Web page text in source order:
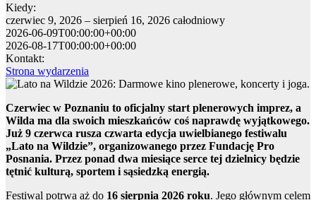
Kiedy:
czerwiec 9, 2026 – sierpień 16, 2026 całodniowy
2026-06-09T00:00:00+00:00
2026-08-17T00:00:00+00:00
Kontakt:
Strona wydarzenia
Czerwiec w Poznaniu to oficjalny start plenerowych imprez, a
Wilda ma dla swoich mieszkańców coś naprawdę wyjątkowego.
Już 9 czerwca rusza czwarta edycja uwielbianego festiwalu
„Lato na Wildzie”, organizowanego przez Fundację Pro
Posnania. Przez ponad dwa miesiące serce tej dzielnicy będzie
tętnić kulturą, sportem i sąsiedzką energią.
Festiwal potrwa aż do 16 sierpnia 2026 roku. Jego głównym celem